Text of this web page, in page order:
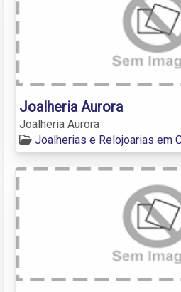
Joalheria Aurora
Joalheria Aurora
Joalherias e Relojoarias em